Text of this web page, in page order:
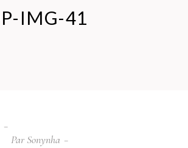
IMG-41
Par Sonynha